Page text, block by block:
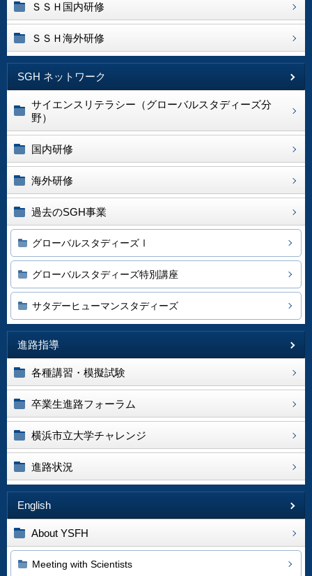
ＳＳＨ国内研修
ＳＳＨ海外研修
SGH ネットワーク
サイエンスリテラシー（グローバルスタディーズ分
野）
国内研修
海外研修
過去のSGH事業
グローバルスタディーズⅠ
グローバルスタディーズ特別講座
サタデーヒューマンスタディーズ
進路指導
各種講習・模擬試験
卒業生進路フォーラム
横浜市立大学チャレンジ
進路状況
English
About YSFH
Meeting with Scientists